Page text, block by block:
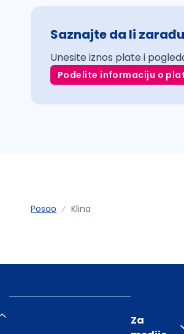
Saznajte da li
Unesite iznos plate i
Podelite informaciju o
Posao Klina
Za